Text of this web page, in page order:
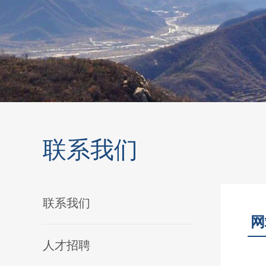
联系我们
联系我们
人才招聘